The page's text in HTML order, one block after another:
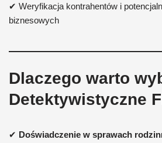
✔ Weryfikacja kontrahentów i
biznesowych
Dlaczego warto
Detektywistyczne
✔ Doświadczenie w sprawach